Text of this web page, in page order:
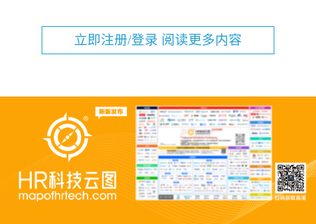
立即注册/登录 阅读更多内容